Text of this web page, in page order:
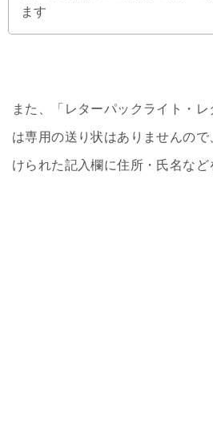
ます
また、「レターパックライト・
は専用の送り状はありませんの
けられた記入欄に住所・氏名な